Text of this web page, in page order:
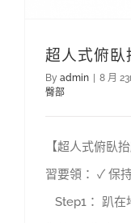
超人式俯臥
By admin | 8 月
臀部
【超人式俯臥
習要領： ✓ 保
Step1： 趴在